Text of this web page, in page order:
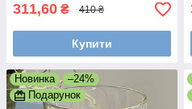
311,60 ₴ 410 ₴
Купити
Новинка
–24%
Подарунок